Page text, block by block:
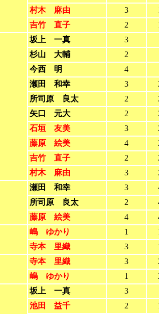
村木 麻由
3
吉竹 直子
2
坂上 一真
3
杉山 大輔
2
今西 明
4
瀬田 和幸
3
所司原 良太
2
矢口 元大
2
石垣 友美
3
藤原 絵美
4
吉竹 直子
2
村木 麻由
3
瀬田 和幸 3
所司原 良太
2
藤原 絵美
4
嶋 ゆかり 1
寺本 里織
3
寺本 里織 3
嶋 ゆかり
1
坂上 一真
3
池田 益千
2